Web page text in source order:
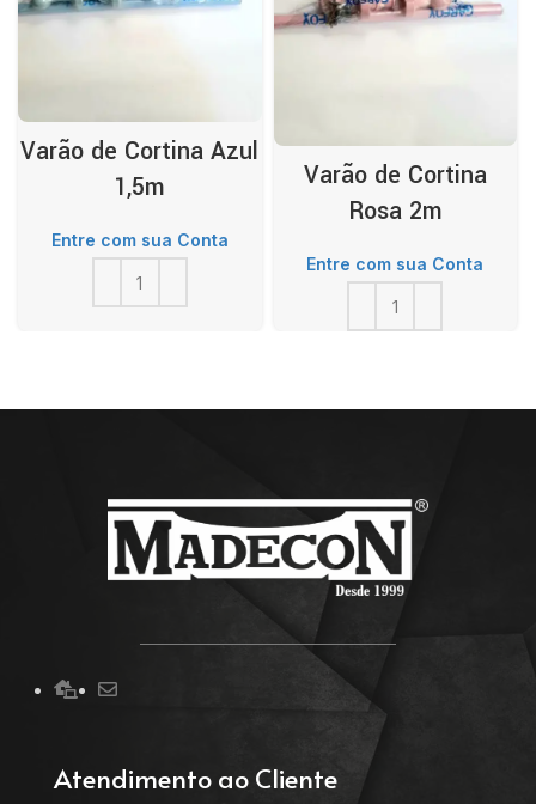
Varão de Cortina Azul
1,5m
Entre com sua Conta
Varão de Cortina
Rosa 2m
Entre com sua Conta
Atendimento ao Cliente